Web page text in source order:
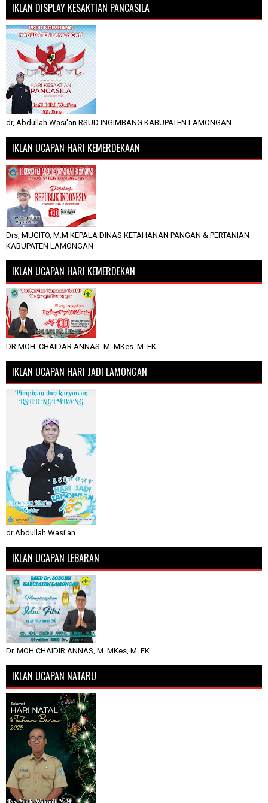
IKLAN DISPLAY KESAKTIAN PANCASILA
dr, Abdullah Wasi'an RSUD INGIMBANG KABUPATEN LAMONGAN
IKLAN UCAPAN HARI KEMERDEKAAN
Drs, MUGITO, M.M KEPALA DINAS KETAHANAN PANGAN & PERTANIAN
KABUPATEN LAMONGAN
IKLAN UCAPAN HARI KEMERDEKAN
DR MOH. CHAIDAR ANNAS. M. MKes. M. EK
IKLAN UCAPAN HARI JADI LAMONGAN
dr Abdullah Wasi'an
IKLAN UCAPAN LEBARAN
Dr. MOH CHAIDIR ANNAS, M. MKes, M. EK
IKLAN UCAPAN NATARU